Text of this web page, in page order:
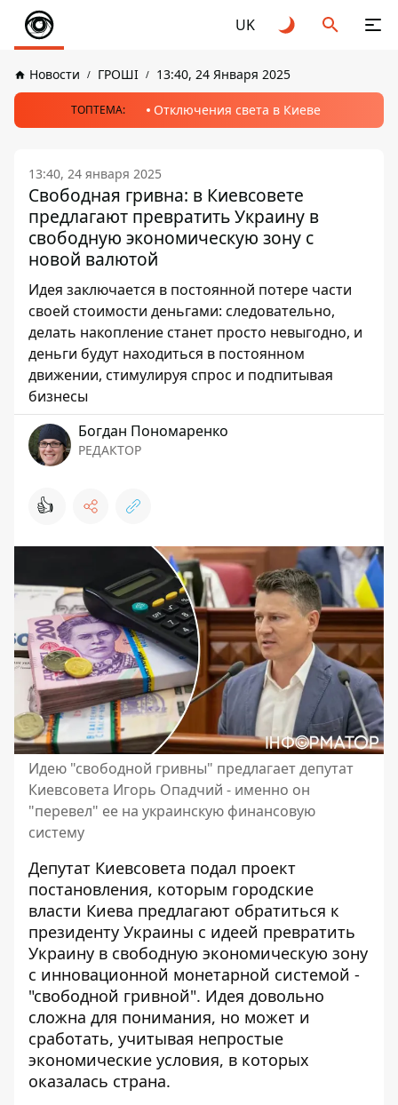
UK
Новости ГРОШІ 13:40, 24 Января 2025
ТОПТЕМА: Отключения света в Киеве
13:40, 24 января 2025
Свободная гривна: в Киевсовете
предлагают превратить Украину в
свободную экономическую зону с
новой валютой
Идея заключается в постоянной потере части
своей стоимости деньгами: следовательно,
делать накопление станет просто невыгодно, и
деньги будут находиться в постоянном
движении, стимулируя спрос и подпитывая
бизнесы
Богдан Пономаренко
РЕДАКТОР
👍
Идею "свободной гривны" предлагает депутат
Киевсовета Игорь Опадчий - именно он
"перевел" ее на украинскую финансовую
систему
Депутат Киевсовета подал проект
постановления, которым городские
власти Киева предлагают обратиться к
президенту Украины с идеей превратить
Украину в свободную экономическую зону
с инновационной монетарной системой -
"свободной гривной". Идея довольно
сложна для понимания, но может и
сработать, учитывая непростые
экономические условия, в которых
оказалась страна.